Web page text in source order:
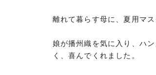
離れて暮らす母に、夏用マ
娘が播州織を気に入り、ハ
く、喜んでくれました。